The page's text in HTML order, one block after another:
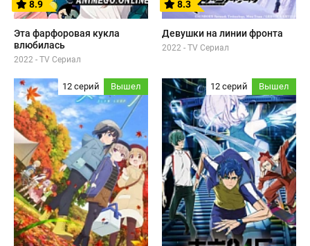
8.9
Эта фарфоровая кукла
влюбилась
2022 - TV Сериал
8.3
Девушки на линии фронта
2022 - TV Сериал
12 серий Вышел 12 серий Вышел